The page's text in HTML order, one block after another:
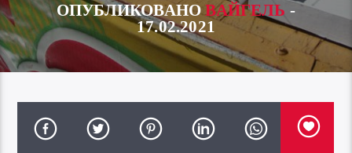
ОПУБЛИКОВАНОВАЙГЕЛЬ -
17.02.2021